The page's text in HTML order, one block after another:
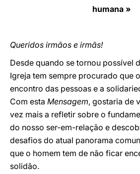
humana »
Queridos irmãos e irmãs!
Desde quando se tornou possível
Igreja tem sempre procurado que
encontro das pessoas e a
Com esta Mensagem, gostaria de
vez mais a refletir sobre o
do nosso ser-em-relação e
desafios do atual panorama
que o homem tem de não ficar
solidão.